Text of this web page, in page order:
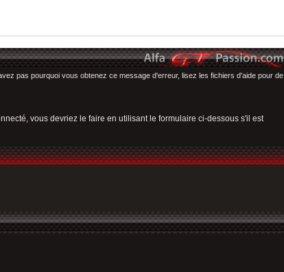
pas pourquoi vous obtenez ce message d'erreur, lisez les fichiers d'aide pour de
vous devriez le faire en utilisant le formulaire ci-dessous s'il est